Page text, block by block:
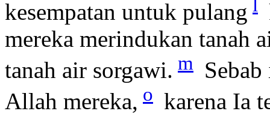
kesempatan untuk pulang l
mereka merindukan tanah
tanah air sorgawi. m
Allah mereka, o karena Ia